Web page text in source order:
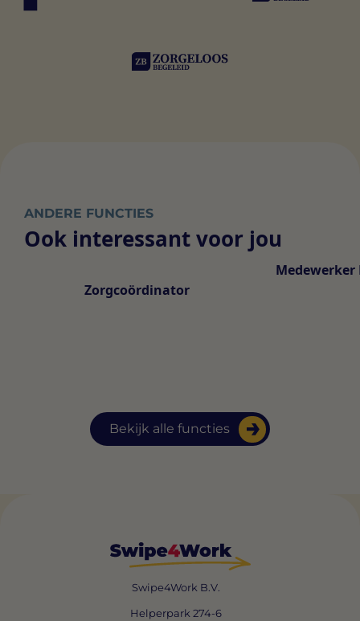
ANDERE FUNCTIES
Ook interessant voor jou
Bekijk alle functies
Zorgcoördinator
Medewerker
Swipe4Work B.V.
Helperpark 274-6